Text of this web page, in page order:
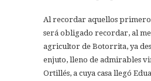
Al recordar aquellos
será obligado recordar, al
agricultor de Botorrita, ya
enjuto, lleno de admirables
Ortillés, a cuya casa llegó